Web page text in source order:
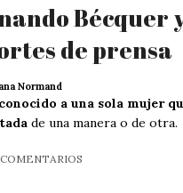
Bécquer
de prensa
Normand
a una sola mujer
de una manera o de otra.